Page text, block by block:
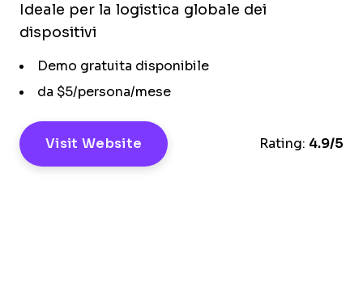
Ideale per la logistica globale dei
dispositivi
Demo gratuita disponibile
da $5/persona/mese
Visit Website Rating: 4.9/5